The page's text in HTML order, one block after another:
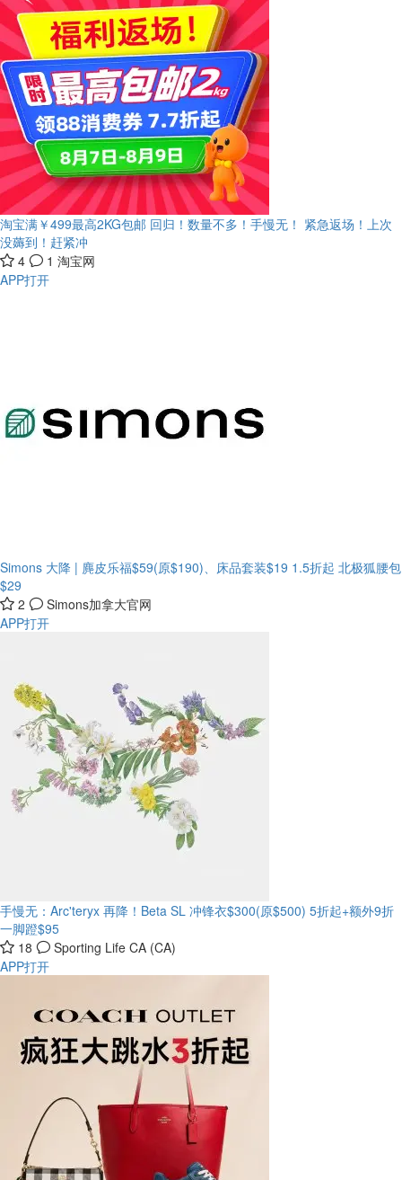
淘宝满￥499最高2KG包邮 回归！数量不多！手慢无！ 紧急返场！上次
没薅到！赶紧冲
4
1 淘宝网
APP打开
Simons 大降 | 麂皮乐福$59(原$190)、床品套装$19 1.5折起 北极狐腰包
$29
2
Simons加拿大官网
APP打开
手慢无：Arc'teryx 再降！Beta SL 冲锋衣$300(原$500) 5折起+额外9折
一脚蹬$95
18
Sporting Life CA (CA)
APP打开